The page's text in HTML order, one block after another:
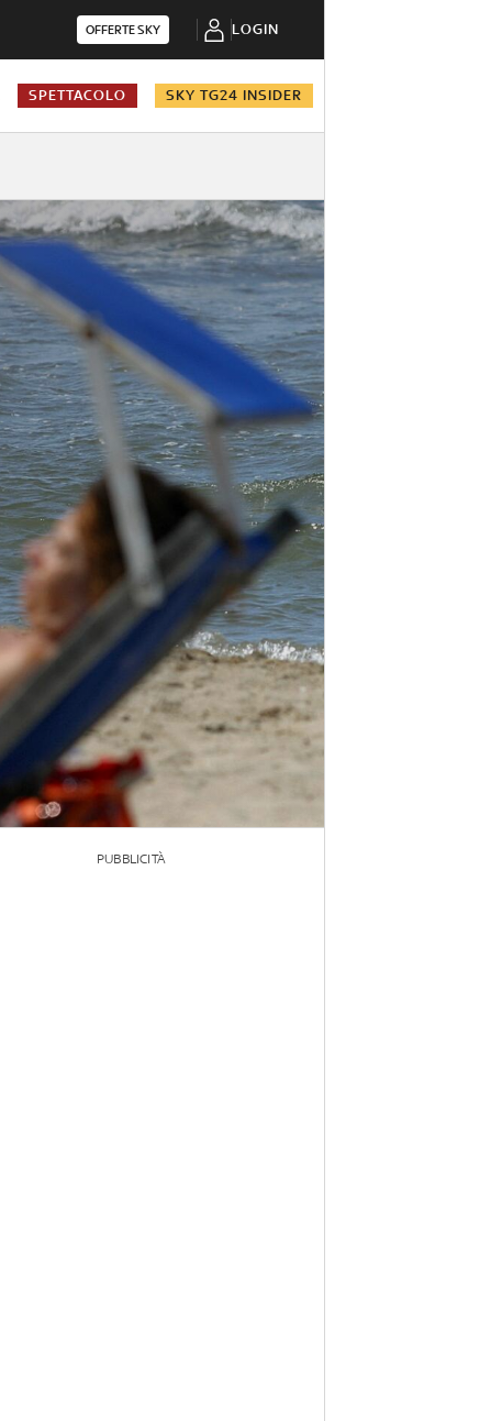
OFFERTE SKY LOGIN
SPETTACOLO SKY TG24 INSIDER
PUBBLICITÀ